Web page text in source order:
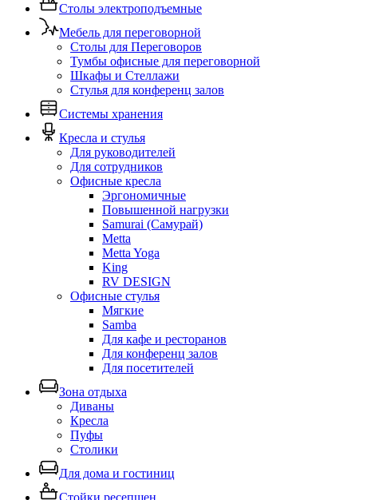
Столы электроподъемные
Мебель для переговорной
Столы для Переговоров
Тумбы офисные для переговорной
Шкафы и Стеллажи
Стулья для конференц залов
Системы хранения
Кресла и стулья
Для руководителей
Для сотрудников
Офисные кресла
Эргономичные
Повышенной нагрузки
Samurai (Самурай)
Metta
Metta Yoga
King
RV DESIGN
Офисные стулья
Мягкие
Samba
Для кафе и ресторанов
Для конференц залов
Для посетителей
Зона отдыха
Диваны
Кресла
Пуфы
Столики
Для дома и гостиниц
Стойки ресепшен